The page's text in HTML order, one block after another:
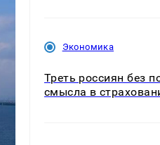
Экономика
Треть россиян без
смысла в